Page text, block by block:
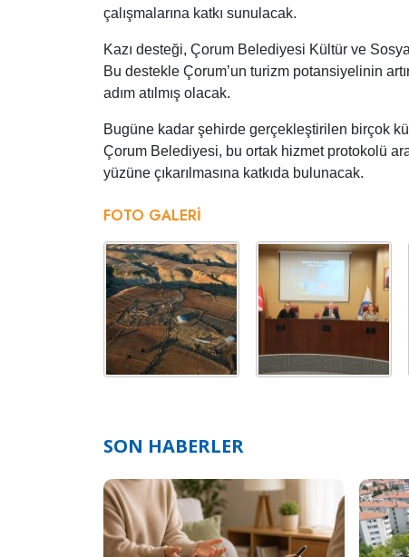
çalışmalarına katkı sunulacak.
Kazı desteği, Çorum Belediyesi Kültür ve
Bu destekle Çorum’un turizm potansiyelinin
adım atılmış olacak.
Bugüne kadar şehirde gerçekleştirilen birçok
Çorum Belediyesi, bu ortak hizmet protokolü
yüzüne çıkarılmasına katkıda bulunacak.
FOTO GALERI
SON HABERLER